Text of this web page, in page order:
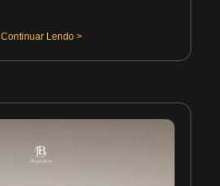
Continuar Lendo >